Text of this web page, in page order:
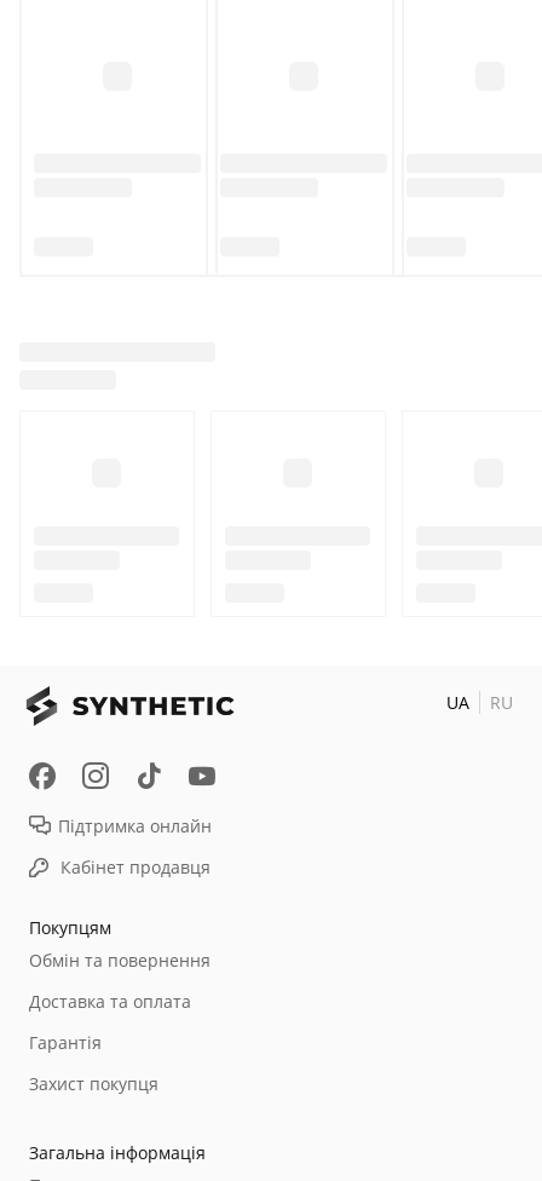
Покупцям
Обмін та повернення
Доставка та оплата
Гарантія
Захист покупця
Загальна інформація
Підтримка онлайн
Кабінет продавця
UA RU